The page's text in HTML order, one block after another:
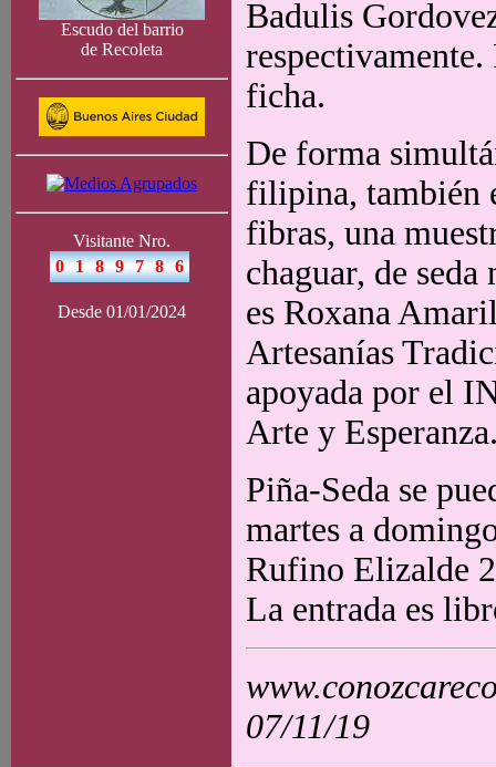
Escudo del barrio
de Recoleta
Visitante Nro.
Desde 01/01/2024
Badulis
ficha.
De forma
filipina, también
fibras, una
chaguar, de
es Roxana
Artesanías
apoyada por el
Arte y
Piña-Seda se
martes a
Rufino Elizalde
La entrada es
07/11/19